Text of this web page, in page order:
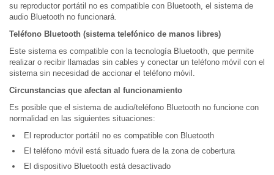
su reproductor portátil no es compatible con Bluetooth, el sistema de
audio Bluetooth no funcionará.
Teléfono Bluetooth (sistema telefónico de manos libres)
Este sistema es compatible con la tecnología Bluetooth, que permite
realizar o recibir llamadas sin cables y conectar un teléfono móvil con el
sistema sin necesidad de accionar el teléfono móvil.
Circunstancias que afectan al funcionamiento
Es posible que el sistema de audio/teléfono Bluetooth no funcione con
normalidad en las siguientes situaciones:
El reproductor portátil no es compatible con Bluetooth
El teléfono móvil está situado fuera de la zona de cobertura
El dispositivo Bluetooth está desactivado